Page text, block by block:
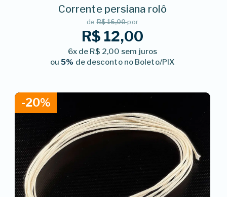
Corrente persiana rolô
deR$ 16,00por
R$ 12,00
6x de R$ 2,00 sem juros
ou5% de desconto no Boleto/PIX
-20%